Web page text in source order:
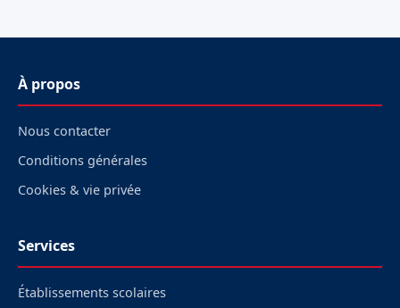
À propos
Nous contacter
Conditions générales
Cookies & vie privée
Services
Établissements scolaires